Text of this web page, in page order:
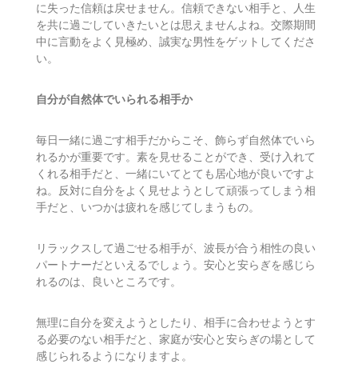
に失った信頼は戻せません。信頼できない相手と、人生
を共に過ごしていきたいとは思えませんよね。交際期間
中に言動をよく見極め、誠実な男性をゲットしてくださ
い。
自分が自然体でいられる相手か
毎日一緒に過ごす相手だからこそ、飾らず自然体でいら
れるかが重要です。素を見せることができ、受け入れて
くれる相手だと、一緒にいてとても居心地が良いですよ
ね。反対に自分をよく見せようとして頑張ってしまう相
手だと、いつかは疲れを感じてしまうもの。
リラックスして過ごせる相手が、波長が合う相性の良い
パートナーだといえるでしょう。安心と安らぎを感じら
れるのは、良いところです。
無理に自分を変えようとしたり、相手に合わせようとす
る必要のない相手だと、家庭が安心と安らぎの場として
感じられるようになりますよ。